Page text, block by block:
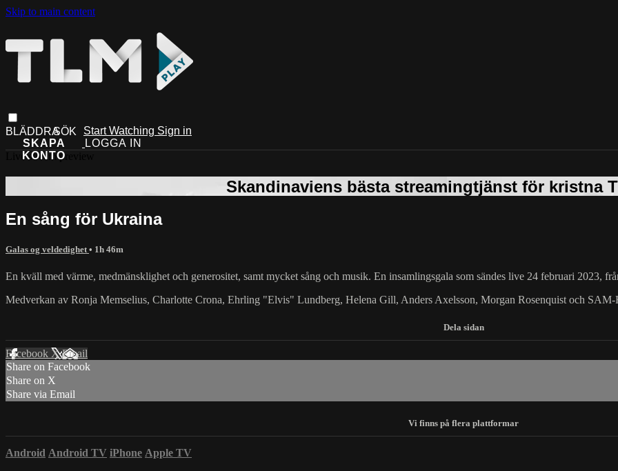
Skip to main content
Start Watching Sign in
Live stream preview
En sång för Ukraina
Galas og veldedighet • 1h 46m
En kväll med värme, medmänsklighet och generositet, samt mycket sång och musik. En insamlingsgala som sändes live 24 februari 2023,
Medverkan av Ronja Memselius, Charlotte Crona, Ehrling "Elvis" Lundberg, Helena Gill, Anders Axelsson, Morgan Rosenquist och SAM-
Facebook XEmail
Share on Facebook
Share on X
Share via Email
Android Android TV iPhone Apple TV